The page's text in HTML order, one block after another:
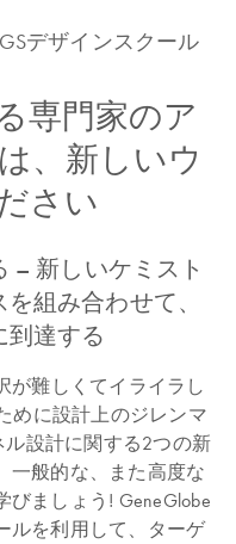
デザインスクール
専門家のア
、新しいウ
さい
– 新しいケミスト
組み合わせて、
到達する
が難しくてイライラし
めに設計上のジレンマ
ル設計に関する2つの新
一般的な、また高度な
ましょう! GeneGlobe
ルを利用して、ターゲ